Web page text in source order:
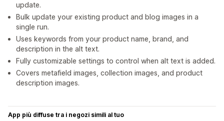
update.
Bulk update your existing product and blog images in a
single run.
Uses keywords from your product name, brand, and
description in the alt text.
Fully customizable settings to control when alt text is added.
Covers metafield images, collection images, and product
description images.
App più diffuse tra i negozi simili al tuo